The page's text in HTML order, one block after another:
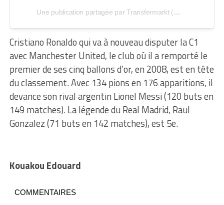
Une publication partagée par Transfermarkt (@transfermarkt_official)
Cristiano Ronaldo qui va à nouveau disputer la C1
avec Manchester United, le club où il a remporté le
premier de ses cinq ballons d’or, en 2008, est en tête
du classement. Avec 134 pions en 176 apparitions, il
devance son rival argentin Lionel Messi (120 buts en
149 matches). La légende du Real Madrid, Raul
Gonzalez (71 buts en 142 matches), est 5e.
Kouakou Edouard
COMMENTAIRES